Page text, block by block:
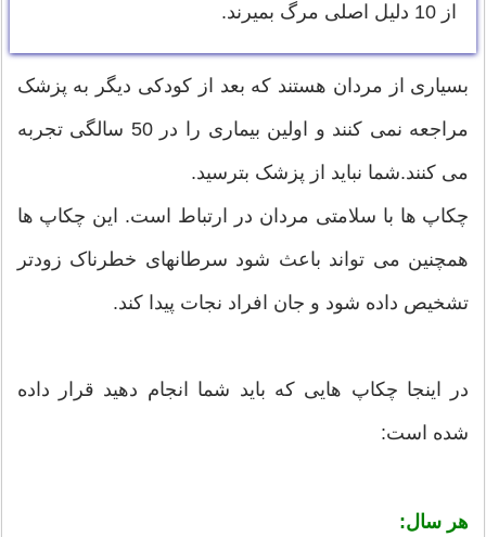
از 10 دلیل اصلی مرگ بمیرند.
بسیاری از مردان هستند که بعد از کودکی دیگر به پزشک
مراجعه نمی کنند و اولین بیماری را در 50 سالگی تجربه
می کنند.شما نباید از پزشک بترسید.
چکاپ ها با سلامتی مردان در ارتباط است. این چکاپ ها
همچنین می تواند باعث شود سرطانهای خطرناک زودتر
تشخیص داده شود و جان افراد نجات پیدا کند.
در اینجا چکاپ هایی که باید شما انجام دهید قرار داده
شده است:
هر سال: